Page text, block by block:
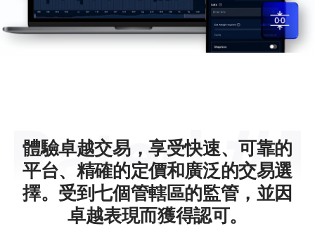
體驗卓越交易，享受快速、可靠的
平台、精確的定價和廣泛的交易選
擇。受到七個管轄區的監管，並因
卓越表現而獲得認可。